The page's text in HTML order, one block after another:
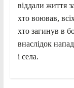
віддали життя
хто воював,
хто загинув в
внаслідок
і села.